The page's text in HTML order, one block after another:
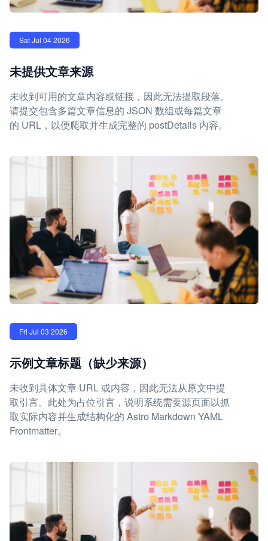
Sat Jul 04 2026
未提供文章来源
未收到可用的文章内容或链接，因此无法提取段落。
请提交包含多篇文章信息的 JSON 数组或每篇文章
的 URL，以便爬取并生成完整的 postDetails 内容。
Fri Jul 03 2026
示例文章标题（缺少来源）
未收到具体文章 URL 或内容，因此无法从原文中提
取引言。此处为占位引言，说明系统需要源页面以抓
取实际内容并生成结构化的 Astro Markdown YAML
Frontmatter。